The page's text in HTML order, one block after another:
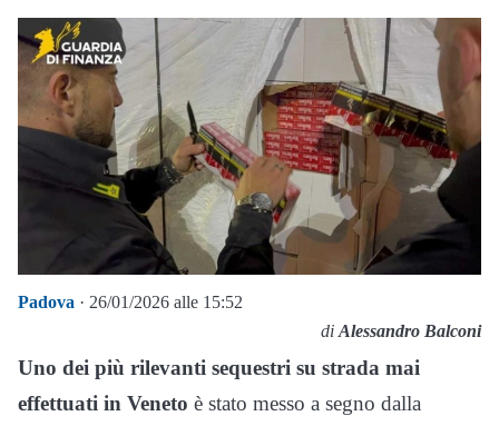
Padova · 26/01/2026 alle 15:52
di Alessandro Balconi
Uno dei più rilevanti sequestri su strada mai
effettuati in Veneto è stato messo a segno dalla